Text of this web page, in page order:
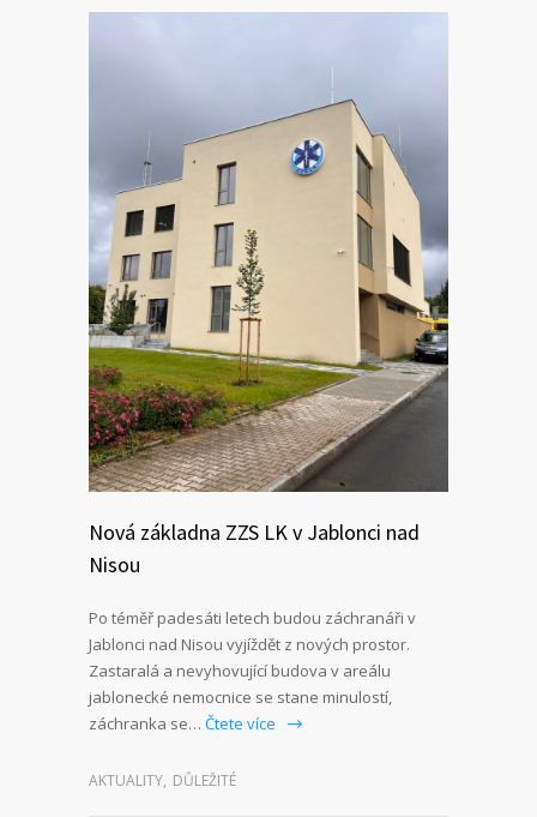
Nová základna ZZS LK v Jablonci nad
Nisou
Po téměř padesáti letech budou záchranáři v
Jablonci nad Nisou vyjíždět z nových prostor.
Zastaralá a nevyhovující budova v areálu
jablonecké nemocnice se stane minulostí,
záchranka se… Čtete více
AKTUALITY, DŮLEŽITÉ